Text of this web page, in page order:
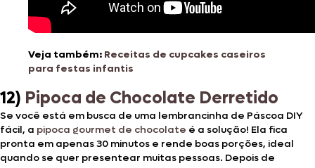
Veja também: Receitas de cupcakes caseiros
para festas infantis
12) Pipoca de Chocolate Derretido
Se você está em busca de uma lembrancinha de Páscoa DIY
fácil, a pipoca gourmet de chocolate é a solução! Ela fica
pronta em apenas 30 minutos e rende boas porções, ideal
quando se quer presentear muitas pessoas. Depois de